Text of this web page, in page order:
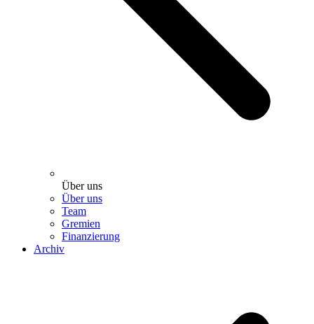
Über uns
Über uns
Team
Gremien
Finanzierung
Archiv